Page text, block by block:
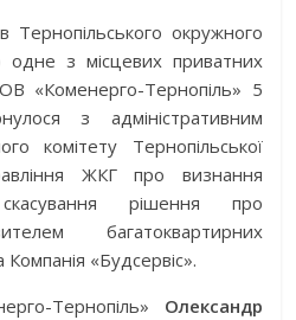
Тернопільського окружного
з місцевих приватних
«Коменерго-Тернопіль» 5
з адміністративним
комітету Тернопільської
ЖКГ про визнання
рішення про
багатоквартирних
«Будсервіс».
Тернопіль» Олександр